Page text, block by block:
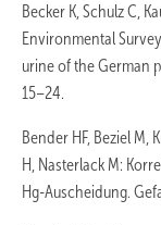
Becker K, Schulz C,
Environmental
urine of the German
15–24.
Bender HF, Beziel M,
H, Nasterlack M:
Hg-Auscheidung.